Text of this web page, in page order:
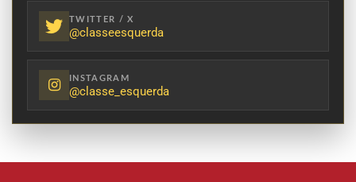
TWITTER / X
@classeesquerda
INSTAGRAM
@classe_esquerda